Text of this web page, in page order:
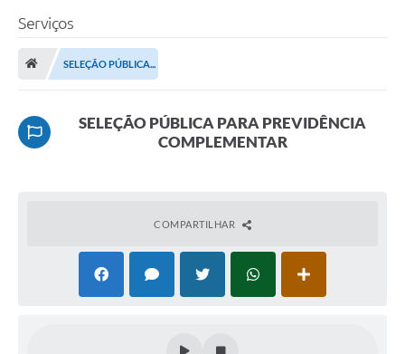
Audiências Públicas
Serviços
SELEÇÃO PÚBLICA...
SELEÇÃO PÚBLICA PARA PREVIDÊNCIA
COMPLEMENTAR
COMPARTILHAR